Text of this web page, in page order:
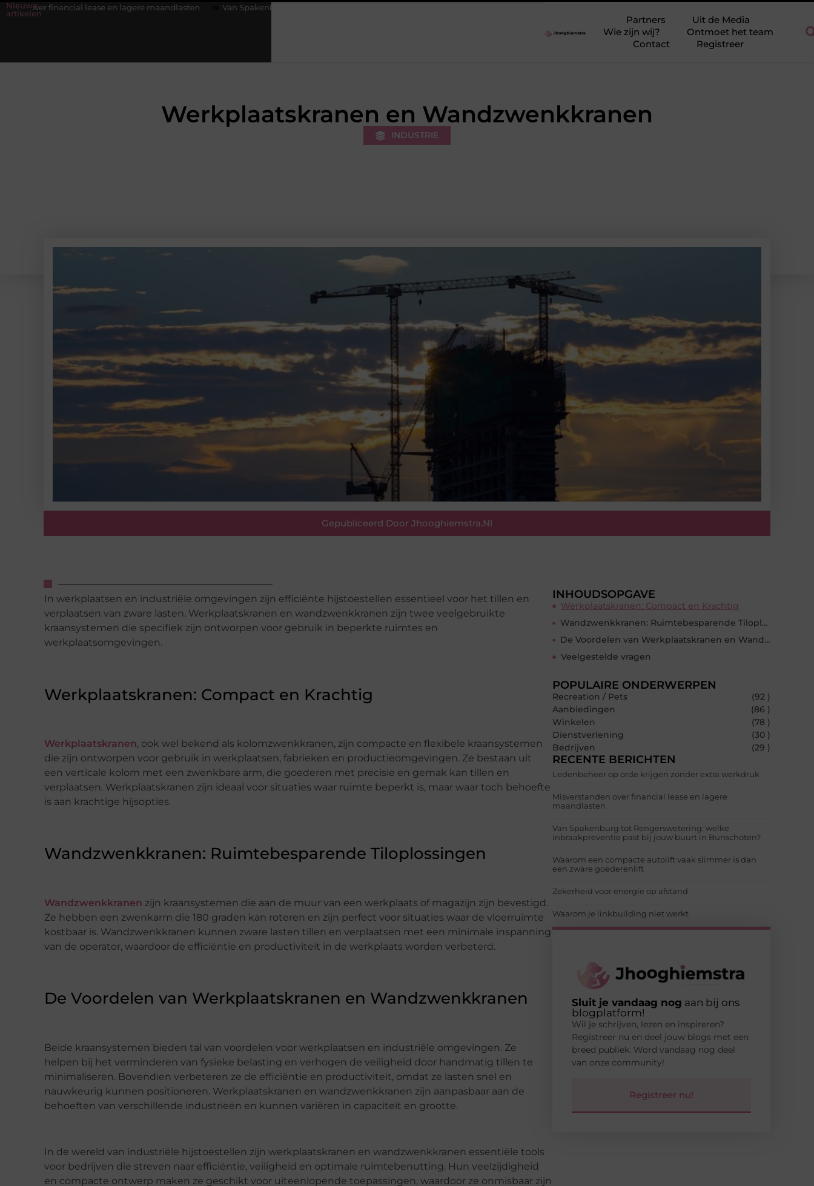
Nieuwe
artikelen
lease en lagere maandlasten Van Spakenburg tot Rengerswetering: welke inbraakpreventie past bij jouw buurt in Bunschoten?
Partners
Uit de Media
Wie zijn wij?
Ontmoet het team
Contact
Registreer
Werkplaatskranen en Wandzwenkkranen
INDUSTRIE
Gepubliceerd Door Jhooghiemstra.nl
In werkplaatsen en industriële omgevingen zijn efficiënte hijstoestellen essentieel voor het tillen en
verplaatsen van zware lasten. Werkplaatskranen en wandzwenkkranen zijn twee veelgebruikte
kraansystemen die specifiek zijn ontworpen voor gebruik in beperkte ruimtes en
werkplaatsomgevingen.
Werkplaatskranen: Compact en Krachtig
Werkplaatskranen, ook wel bekend als kolomzwenkkranen, zijn compacte en flexibele kraansystemen
die zijn ontworpen voor gebruik in werkplaatsen, fabrieken en productieomgevingen. Ze bestaan uit
een verticale kolom met een zwenkbare arm, die goederen met precisie en gemak kan tillen en
verplaatsen. Werkplaatskranen zijn ideaal voor situaties waar ruimte beperkt is, maar waar toch behoefte
is aan krachtige hijsopties.
Wandzwenkkranen: Ruimtebesparende Tiloplossingen
Wandzwenkkranen zijn kraansystemen die aan de muur van een werkplaats of magazijn zijn bevestigd.
Ze hebben een zwenkarm die 180 graden kan roteren en zijn perfect voor situaties waar de vloerruimte
kostbaar is. Wandzwenkkranen kunnen zware lasten tillen en verplaatsen met een minimale inspanning
van de operator, waardoor de efficiëntie en productiviteit in de werkplaats worden verbeterd.
De Voordelen van Werkplaatskranen en Wandzwenkkranen
Beide kraansystemen bieden tal van voordelen voor werkplaatsen en industriële omgevingen. Ze
helpen bij het verminderen van fysieke belasting en verhogen de veiligheid door handmatig tillen te
minimaliseren. Bovendien verbeteren ze de efficiëntie en productiviteit, omdat ze lasten snel en
nauwkeurig kunnen positioneren. Werkplaatskranen en wandzwenkkranen zijn aanpasbaar aan de
behoeften van verschillende industrieën en kunnen variëren in capaciteit en grootte.
In de wereld van industriële hijstoestellen zijn werkplaatskranen en wandzwenkkranen essentiële tools
voor bedrijven die streven naar efficiëntie, veiligheid en optimale ruimtebenutting. Hun veelzijdigheid
en compacte ontwerp maken ze geschikt voor uiteenlopende toepassingen, waardoor ze onmisbaar zijn
INHOUDSOPGAVE
Werkplaatskranen: Compact en Krachtig
Wandzwenkkranen: Ruimtebesparende Tiloplossingen
De Voordelen van Werkplaatskranen en Wandzwenkkranen
Veelgestelde vragen
POPULAIRE ONDERWERPEN
Recreation / Pets
(92 )
Aanbiedingen
(86 )
Winkelen
(78 )
Dienstverlening
(30 )
Bedrijven
(29 )
RECENTE BERICHTEN
Ledenbeheer op orde krijgen zonder extra werkdruk
Misverstanden over financial lease en lagere
maandlasten
Van Spakenburg tot Rengerswetering: welke
inbraakpreventie past bij jouw buurt in Bunschoten?
Waarom een compacte autolift vaak slimmer is dan
een zware goederenlift
Zekerheid voor energie op afstand
Waarom je linkbuilding niet werkt
Sluit je vandaag nog aan bij ons
blogplatform!
Wil je schrijven, lezen en inspireren?
Registreer nu en deel jouw blogs met een
breed publiek. Word vandaag nog deel
van onze community!
Registreer nu!